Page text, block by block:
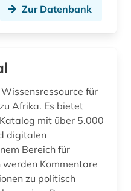
Zur Datenbank
für
Afrika. Es bietet
mit über 5.000
digitalen
Bereich für
Kommentare
zu politisch